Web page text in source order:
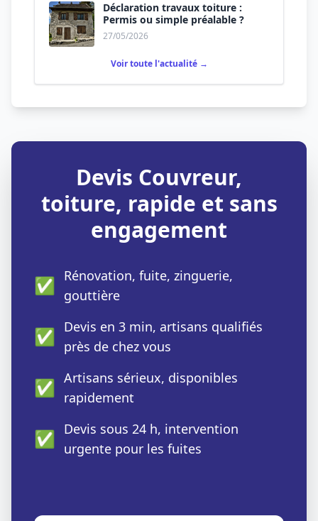
Déclaration travaux toiture :
Permis ou simple préalable ?
27/05/2026
Voir toute l'actualité →
Devis Couvreur,
toiture, rapide et sans
engagement
✅ Rénovation, fuite, zinguerie,
gouttière
✅ Devis en 3 min, artisans qualifiés
près de chez vous
✅ Artisans sérieux, disponibles
rapidement
✅ Devis sous 24 h, intervention
urgente pour les fuites